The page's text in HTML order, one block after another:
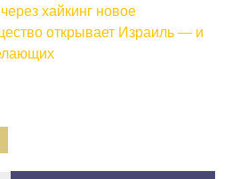
хайкинг новое
открывает Израиль — и